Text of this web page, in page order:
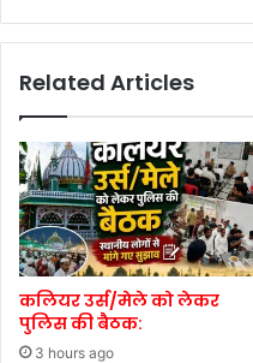
Related Articles
कलियर उर्स/मेले को लेकर
पुलिस की बैठक:
3 hours ago